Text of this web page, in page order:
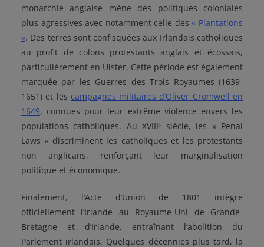
monarchie anglaise mène des politiques coloniales
plus agressives avec notamment celle des « Plantations
». Des terres sont confisquées aux Irlandais catholiques
au profit de colons protestants anglais et écossais,
particulièrement en Ulster. Cette période est également
marquée par les Guerres des Trois Royaumes (1639-
1651) et les campagnes militaires d’Oliver Cromwell en
1649, connues pour leur extrême violence envers les
populations catholiques. Au XVIIIᵉ siècle, les « Penal
Laws » discriminent les catholiques et les protestants
non anglicans, renforçant leur marginalisation
politique et économique.
Finalement, l’Acte d’Union de 1801 intègre
officiellement l’Irlande au Royaume-Uni de Grande-
Bretagne et d’Irlande, entraînant l’abolition du
Parlement irlandais. Quelques décennies plus tard, la